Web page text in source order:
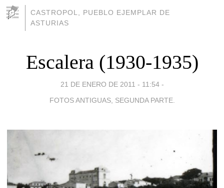
CASTROPOL, PUEBLO EJEMPLAR DE
ASTURIAS
Escalera (1930-1935)
21 DE ENERO DE 2011 - 11:54 -
FOTOS ANTIGUAS, SEGUNDA PARTE.